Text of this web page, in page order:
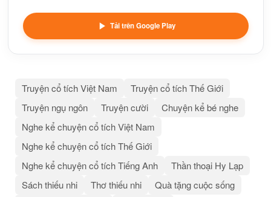
Tải trên Google Play
Truyện cổ tích Việt Nam
Truyện cổ tích Thế Giới
Truyện ngụ ngôn
Truyện cười
Chuyện kể bé nghe
Nghe kể chuyện cổ tích Việt Nam
Nghe kể chuyện cổ tích Thế Giới
Nghe kể chuyện cổ tích Tiếng Anh
Thần thoại Hy Lạp
Sách thiếu nhi
Thơ thiếu nhi
Quà tặng cuộc sống